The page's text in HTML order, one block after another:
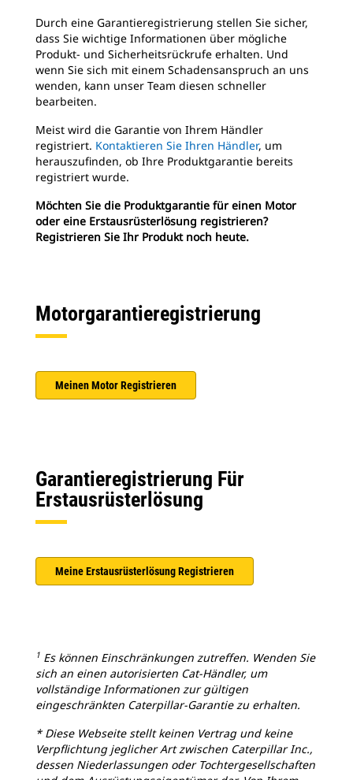
Durch eine Garantieregistrierung stellen Sie sicher,
dass Sie wichtige Informationen über mögliche
Produkt- und Sicherheitsrückrufe erhalten. Und
wenn Sie sich mit einem Schadensanspruch an uns
wenden, kann unser Team diesen schneller
bearbeiten.
Meist wird die Garantie von Ihrem Händler
registriert. Kontaktieren Sie Ihren Händler, um
herauszufinden, ob Ihre Produktgarantie bereits
registriert wurde.
Möchten Sie die Produktgarantie für einen Motor
oder eine Erstausrüsterlösung registrieren?
Registrieren Sie Ihr Produkt noch heute.
Motorgarantieregistrierung
Meinen Motor Registrieren
Garantieregistrierung Für
Erstausrüsterlösung
Meine Erstausrüsterlösung Registrieren
1 Es können Einschränkungen zutreffen. Wenden Sie
sich an einen autorisierten Cat-Händler, um
vollständige Informationen zur gültigen
eingeschränkten Caterpillar-Garantie zu erhalten.
* Diese Webseite stellt keinen Vertrag und keine
Verpflichtung jeglicher Art zwischen Caterpillar Inc.,
dessen Niederlassungen oder Tochtergesellschaften